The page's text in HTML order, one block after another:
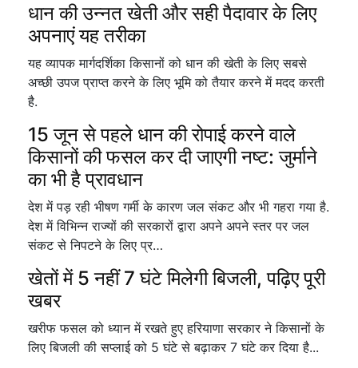
धान की उन्नत खेती और सही पैदावार के लिए
अपनाएं यह तरीका
यह व्यापक मार्गदर्शिका किसानों को धान की खेती के लिए सबसे
अच्छी उपज प्राप्त करने के लिए भूमि को तैयार करने में मदद करती
है.
15 जून से पहले धान की रोपाई करने वाले
किसानों की फसल कर दी जाएगी नष्ट: जुर्माने
का भी है प्रावधान
देश में पड़ रही भीषण गर्मी के कारण जल संकट और भी गहरा गया है.
देश में विभिन्न राज्यों की सरकारों द्वारा अपने अपने स्तर पर जल
संकट से निपटने के लिए प्र…
खेतों में 5 नहीं 7 घंटे मिलेगी बिजली, पढ़िए पूरी
खबर
खरीफ फसल को ध्यान में रखते हुए हरियाणा सरकार ने किसानों के
लिए बिजली की सप्लाई को 5 घंटे से बढ़ाकर 7 घंटे कर दिया है...